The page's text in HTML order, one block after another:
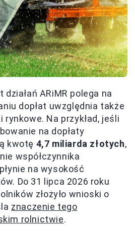
ARiMR polega na
dopłat uwzględnia także
rynkowe. Na przykład, jeśli
na dopłaty
kwotę 4,7 miliarda złotych,
współczynnika
na wysokość
Do 31 lipca 2026 roku
złożyło wnioski o
znaczenie tego
rolnictwie.